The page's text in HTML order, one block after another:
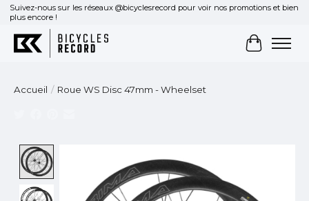
Suivez-nous sur les réseaux @bicyclesrecord pour voir nos promotions et bien
plus encore !
Panier
Accueil / Roue WS Disc 47mm - Wheelset